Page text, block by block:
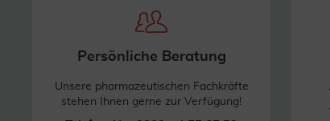
Persönliche Beratung
Unsere pharmazeutischen Fachkräfte
stehen Ihnen gerne zur Verfügung!